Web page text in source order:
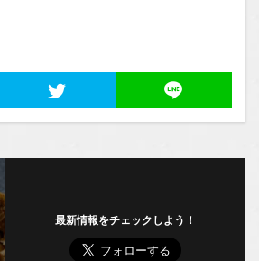
最新情報をチェックしよう！